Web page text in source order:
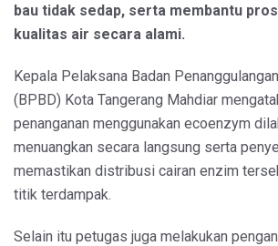
bau tidak sedap, serta membantu
kualitas air secara alami.
Kepala Pelaksana Badan
(BPBD) Kota Tangerang Mahdiar
penanganan menggunakan ecoenzym
menuangkan secara langsung serta
memastikan distribusi cairan enzim
titik terdampak.
Selain itu petugas juga melakukan